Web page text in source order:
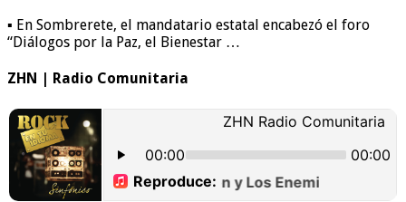
▪ En Sombrerete, el mandatario estatal encabezó el foro
“Diálogos por la Paz, el Bienestar …
ZHN | Radio Comunitaria